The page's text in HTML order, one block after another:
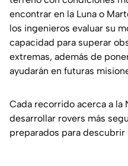
encontrar en la Luna o
los ingenieros evaluar su
capacidad para superar
extremas, además de
ayudarán en futuras
Cada recorrido acerca a la
desarrollar rovers más
preparados para descubrir